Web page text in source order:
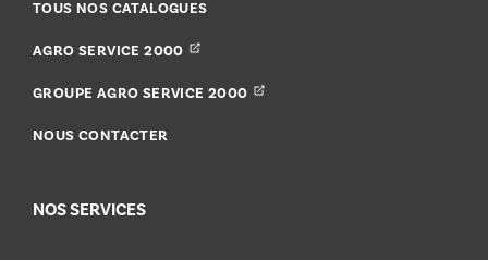
TOUS NOS CATALOGUES
AGRO SERVICE 2000
GROUPE AGRO SERVICE 2000
NOUS CONTACTER
NOS SERVICES